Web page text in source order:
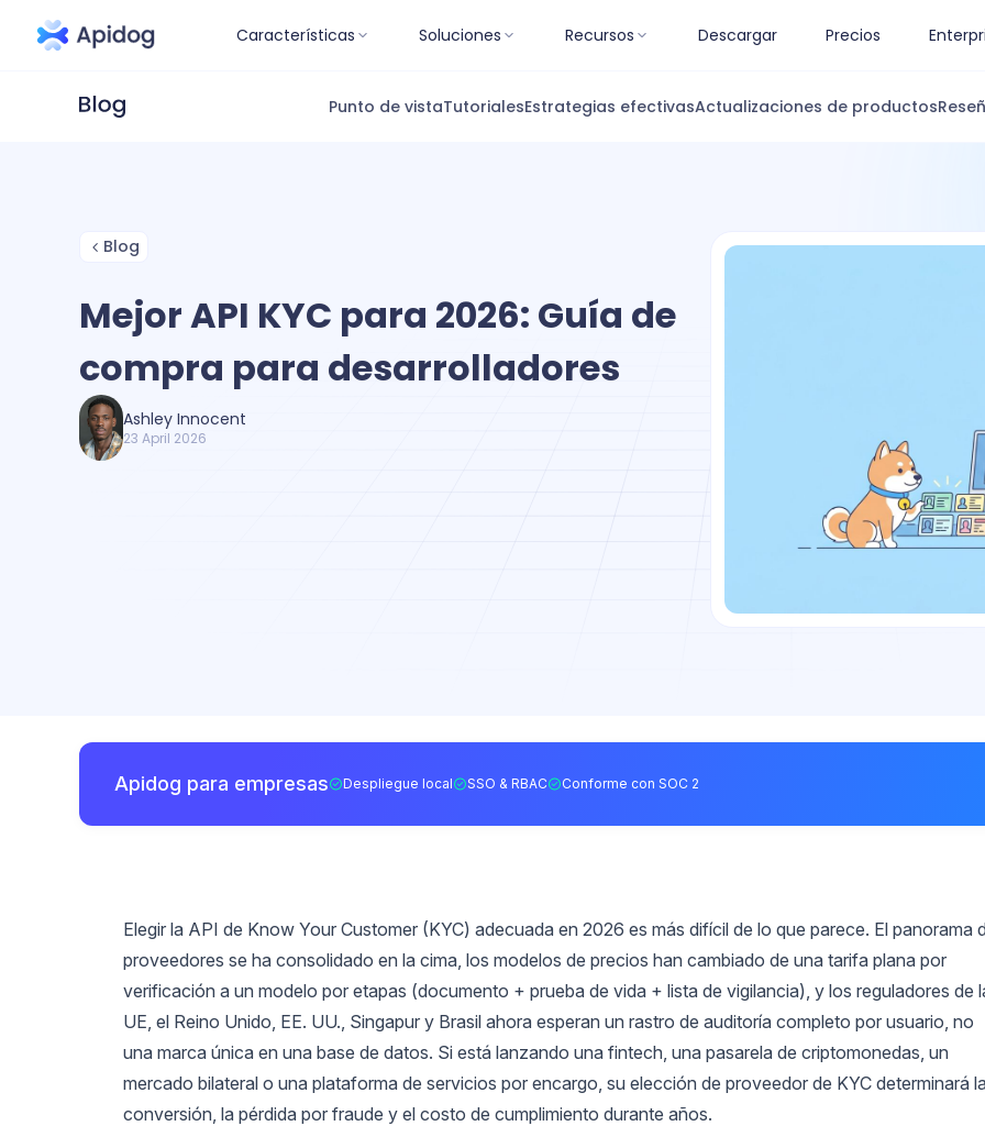
Características Soluciones Recursos Descargar Precios
Punto de vistaTutorialesEstrategias efectivasActualizaciones de productos
Blog
Mejor API KYC para 2026: Guía de
compra para desarrolladores
Ashley Innocent
23 April 2026
Apidog para empresas Despliegue local SSO & RBAC Conforme con SOC 2
Elegir la API de Know Your Customer (KYC) adecuada en 2026 es más difícil de lo que parece. El panorama
proveedores se ha consolidado en la cima, los modelos de precios han cambiado de una tarifa plana por
verificación a un modelo por etapas (documento + prueba de vida + lista de vigilancia), y los reguladores de
UE, el Reino Unido, EE. UU., Singapur y Brasil ahora esperan un rastro de auditoría completo por usuario, no
una marca única en una base de datos. Si está lanzando una fintech, una pasarela de criptomonedas, un
mercado bilateral o una plataforma de servicios por encargo, su elección de proveedor de KYC determinará la
conversión, la pérdida por fraude y el costo de cumplimiento durante años.